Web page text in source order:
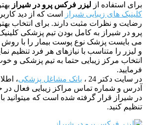
برای استفاده از لیزر فرکس پرو در شیراز
کلینیک های زیبایی شیراز
است که از دید
رضایت و نظرات مثبت دارند. برای انتخاب
پرو در شیراز به کامل بودن تیم پزشکی کلینیک
می بایست پزشک نوع پوست بیمار را با
و لیزر را متناسب با نیازهای هر فرد تنظیم
انتخاب مرکز زیبایی حتما به تیم پزشکی و
فرمایید.
در سایت دکتر 24 ،
بانک مشاغل پزشکی،
آدرس و شماره تماس مراکز زیبایی فعال
در شیراز قرار گرفته شده است که میتوانید
تنظیم کنید.